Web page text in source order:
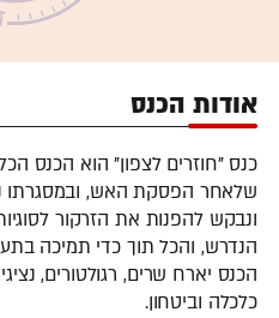
אודות הכנס
כנס "חוזרים לצפון" הוא הכנס
שלאחר הפסקת האש, ובמסגרתו
ונבקש להפנות את הזרקור
הנדרש, והכל תוך כדי תמיכה
הכנס יארח שרים, רגולטורים,
כלכלה וביטחון.